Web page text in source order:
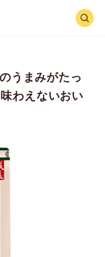
うまみがたっ
わえないおい